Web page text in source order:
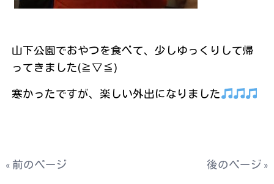
山下公園でおやつを食べて、少しゆっくりして帰
ってきました(≧▽≦)
寒かったですが、楽しい外出になりました
« 前のページ 後のページ »